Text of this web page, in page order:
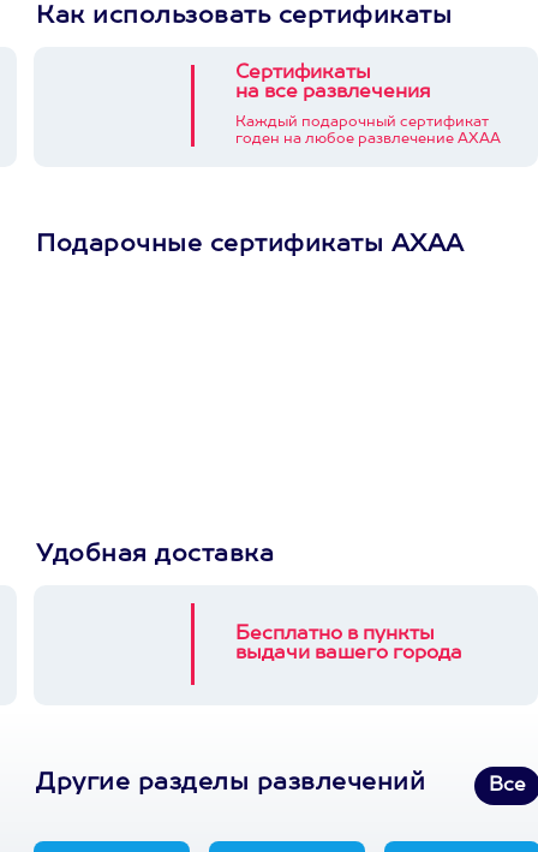
Как использовать сертификаты
Сертификаты
на все развлечения
Каждый подарочный сертификат
годен на любое развлечение АХАА
Подарочные сертификаты АХАА
Удобная доставка
Бесплатно в пункты
выдачи вашего города
Другие разделы развлечений Все